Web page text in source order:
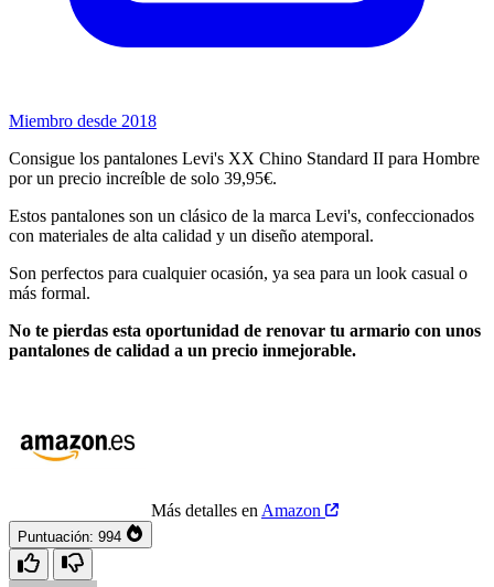
Miembro desde 2018
Consigue los pantalones Levi's XX Chino Standard II para Hombre
por un precio increíble de solo 39,95€.
Estos pantalones son un clásico de la marca Levi's, confeccionados
con materiales de alta calidad y un diseño atemporal.
Son perfectos para cualquier ocasión, ya sea para un look casual o
más formal.
No te pierdas esta oportunidad de renovar tu armario con unos
pantalones de calidad a un precio inmejorable.
Más detalles en Amazon
Puntuación: 994